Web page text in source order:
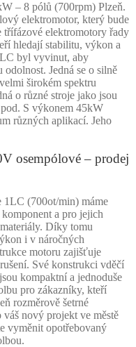
– 8 pólů (700rpm) Plzeň.
elektromotor, který bude
třífázové elektromotory řady
hledají stabilitu, výkon a
byl vyvinut, aby
Jedná se o silně
širokém spektru
o různé stroje jako jsou
S výkonem 45kW
různých aplikací. Jeho
osempólové – prodej
(700ot/min) máme
a pro jejich
Díky tomu
i v náročných
motoru zajišťuje
Své konstrukci vděčí
kompaktní a jednoduše
pro zákazníky, kteří
rozměrově šetrné
nový projekt ve městě
vyměnit opotřebovaný